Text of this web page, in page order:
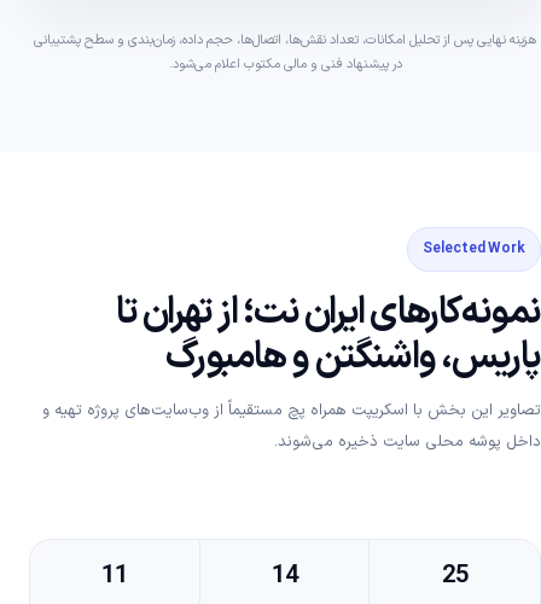
هزینه نهایی پس از تحلیل امکانات، تعداد نقش‌ها، اتصال‌ها، حجم داده، زمان‌بندی و سطح پشتیبانی
در پیشنهاد فنی و مالی مکتوب اعلام می‌شود.
Selected Work
نمونه‌کارهای ایران نت؛ از تهران تا
پاریس، واشنگتن و هامبورگ
تصاویر این بخش با اسکریپت همراه پچ مستقیماً از وب‌سایت‌های پروژه تهیه و
داخل پوشه محلی سایت ذخیره می‌شوند.
25
14
11